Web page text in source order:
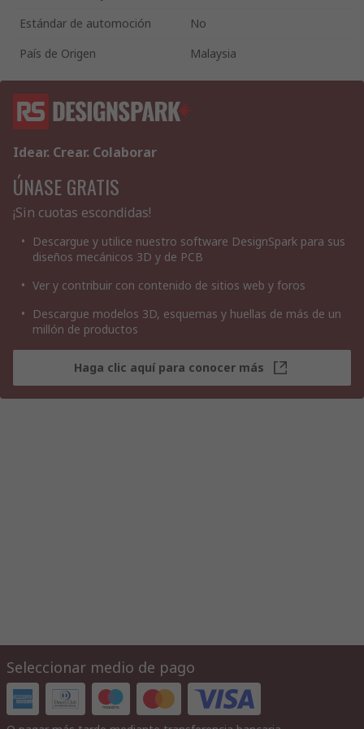
Estándar de automoción
No
País de Origen
Malaysia
Idear. Crear. Colaborar
ÚNASE GRATIS
¡Sin cuotas escondidas!
Descargue y utilice nuestro software DesignSpark para sus
diseños mecánicos 3D y de PCB
Ver y contribuir con contenido de sitios web y foros
Descargue modelos 3D, esquemas y huellas de más de un
millón de productos
Haga clic aquí para conocer más
Seleccionar medio de pago